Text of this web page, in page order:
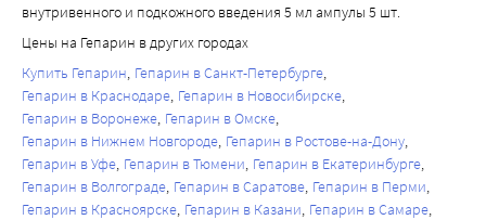
внутривенного и подкожного введения 5 мл ампулы 5 шт.
Цены на Гепарин в других городах
Купить Гепарин Гепарин в Санкт-Петербурге
Гепарин в Краснодаре Гепарин в Новосибирске
Гепарин в Воронеже Гепарин в Омске
Гепарин в Нижнем Новгороде Гепарин в Ростове-на-Дону
Гепарин в Уфе Гепарин в Тюмени Гепарин в Екатеринбурге
Гепарин в Волгограде Гепарин в Саратове Гепарин в Перми
Гепарин в Красноярске Гепарин в Казани Гепарин в Самаре